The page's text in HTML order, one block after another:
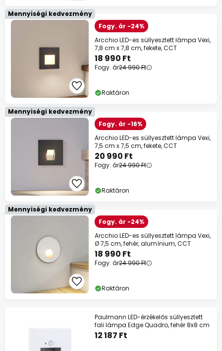
Mennyiségi kedvezmény
Fogy. ár -24%
Arcchio LED-es süllyesztett lámpa Vexi,
7,8 cm x 7,8 cm, fekete, CCT
18 990 Ft
Fogy. ár24 990 Ft
Raktáron
Mennyiségi kedvezmény
Fogy. ár -16%
Arcchio LED-es süllyesztett lámpa Vexi,
7,5 cm x 7,5 cm, fekete, CCT
20 990 Ft
Fogy. ár24 990 Ft
Raktáron
Mennyiségi kedvezmény
Fogy. ár -24%
Arcchio LED-es süllyesztett lámpa Vexi,
Ø 7,5 cm, fehér, alumínium, CCT
18 990 Ft
Fogy. ár24 990 Ft
Raktáron
Paulmann LED-érzékelős süllyesztett
fali lámpa Edge Quadro, fehér 8x8 cm
12 187 Ft